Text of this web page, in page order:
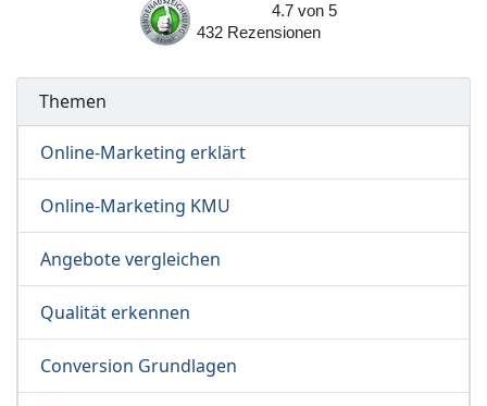
4.7 von 5
432
Rezensionen
Themen
Online-Marketing erklärt
Online-Marketing KMU
Angebote vergleichen
Qualität erkennen
Conversion Grundlagen